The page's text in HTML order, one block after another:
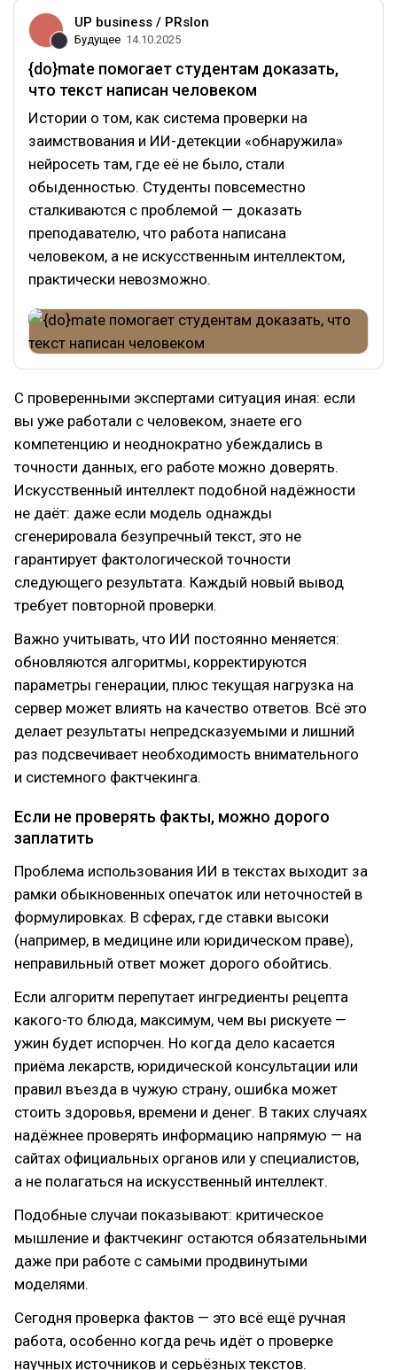
UP business / PRslon
Будущее 14.10.2025
{do}mate помогает студентам доказать,
что текст написан человеком
Истории о том, как система проверки на
заимствования и ИИ-детекции «обнаружила»
нейросеть там, где её не было, стали
обыденностью. Студенты повсеместно
сталкиваются с проблемой — доказать
преподавателю, что работа написана
человеком, а не искусственным интеллектом,
практически невозможно.
С проверенными экспертами ситуация иная: если
вы уже работали с человеком, знаете его
компетенцию и неоднократно убеждались в
точности данных, его работе можно доверять.
Искусственный интеллект подобной надёжности
не даёт: даже если модель однажды
сгенерировала безупречный текст, это не
гарантирует фактологической точности
следующего результата. Каждый новый вывод
требует повторной проверки.
Важно учитывать, что ИИ постоянно меняется:
обновляются алгоритмы, корректируются
параметры генерации, плюс текущая нагрузка на
сервер может влиять на качество ответов. Всё это
делает результаты непредсказуемыми и лишний
раз подсвечивает необходимость внимательного
и системного фактчекинга.
Если не проверять факты, можно дорого
заплатить
Проблема использования ИИ в текстах выходит за
рамки обыкновенных опечаток или неточностей в
формулировках. В сферах, где ставки высоки
(например, в медицине или юридическом праве),
неправильный ответ может дорого обойтись.
Если алгоритм перепутает ингредиенты рецепта
какого-то блюда, максимум, чем вы рискуете —
ужин будет испорчен. Но когда дело касается
приёма лекарств, юридической консультации или
правил въезда в чужую страну, ошибка может
стоить здоровья, времени и денег. В таких случаях
надёжнее проверять информацию напрямую — на
сайтах официальных органов или у специалистов,
а не полагаться на искусственный интеллект.
Подобные случаи показывают: критическое
мышление и фактчекинг остаются обязательными
даже при работе с самыми продвинутыми
моделями.
Сегодня проверка фактов — это всё ещё ручная
работа, особенно когда речь идёт о проверке
научных источников и серьёзных текстов.